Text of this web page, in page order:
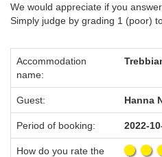
We would appreciate if you
Simply judge by grading 1 (poor)
Accommodation
name:
Guest: Hanna
Period of booking: 2022-
How do you rate the